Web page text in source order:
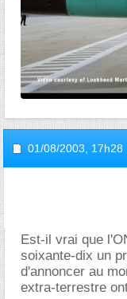
01/08/2003, 17h28
Est-il vrai que
soixante-dix un
d'annoncer au
extra-terrestre